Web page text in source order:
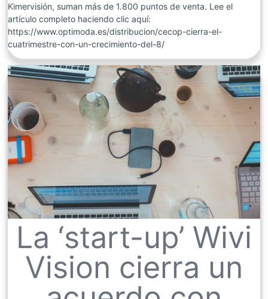
Kimervisión, suman más de 1.800 puntos de venta. Lee el
artículo completo haciendo clic aquí:
https://www.optimoda.es/distribucion/cecop-cierra-el-
cuatrimestre-con-un-crecimiento-del-8/
La ‘start-up’ Wivi
Vision cierra un